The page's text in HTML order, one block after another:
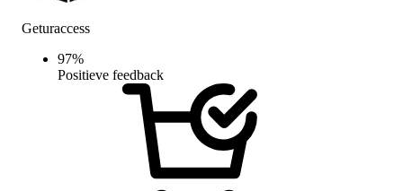
Geturaccess
97%
Positieve feedback